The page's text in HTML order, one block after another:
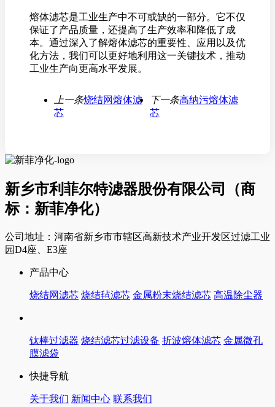
熔体滤芯是工业生产中不可或缺的一部分。它不仅
保证了产品质量，还提高了生产效率和降低了成
本。通过深入了解熔体滤芯的重要性、应用以及优
化方法，我们可以更好地利用这一关键技术，推动
工业生产向更高水平发展。
上一条烧结网熔体滤
芯
下一条高纳污熔体滤
芯
新乡市利菲尔特滤器股份有限公司（商
标：新菲净化）
公司地址：河南省新乡市市辖区高新技术产业开发区过滤工业
园D4座、E3座
产品中心
烧结网滤芯 烧结毡滤芯 金属粉末烧结滤芯 高温除尘器
钛棒过滤器 烧结滤芯过滤设备 折波熔体滤芯 金属微孔
膜滤袋
快捷导航
关于我们 新闻中心 联系我们